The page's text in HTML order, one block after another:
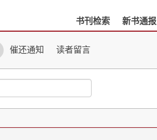
书刊检索 新书通报
催还通知 读者留言